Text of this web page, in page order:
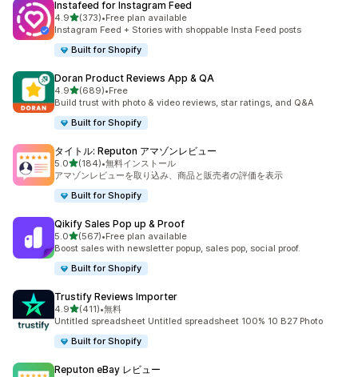
Instafeed for Instagram Feed
4.95つ星中
(373)
合計レビュー数：373件
•Free plan available
Instagram Feed + Stories with shoppable Insta Feed posts
Built for Shopify
Doran Product Reviews App & QA
4.95つ星中
(689)
合計レビュー数：689件
•Free
Build trust with photo & video reviews, star ratings, and Q&A
Built for Shopify
タイトル: Reputon アマゾンレビュー
5.05つ星中
(184)
合計レビュー数：184件
•無料インストール
アマゾンレビューを取り込み、商品と販売者の評価を表示
Built for Shopify
Qikify Sales Pop up & Proof
5.05つ星中
(567)
合計レビュー数：567件
•Free plan available
Boost sales with newsletter popup, sales pop, social proof.
Built for Shopify
Trustify Reviews Importer
4.95つ星中
(411)
合計レビュー数：411件
•無料
Untitled spreadsheet Untitled spreadsheet 100% 10 B27 Photo
Built for Shopify
Reputon eBay レビュー